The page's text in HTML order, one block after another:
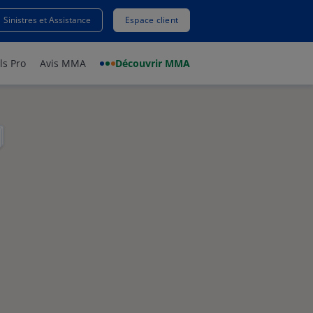
Sinistres et Assistance Espace client
Pro Avis MMA Découvrir MMA